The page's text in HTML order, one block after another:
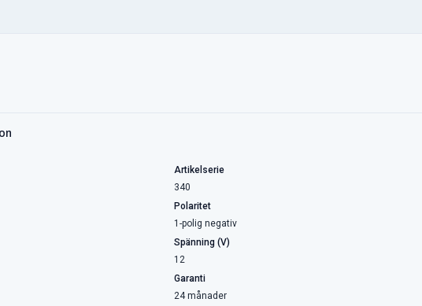
Artikelserie
340
Polaritet
1-polig negativ
Spänning (V)
12
Garanti
24 månader